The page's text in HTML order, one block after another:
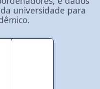
universidade para